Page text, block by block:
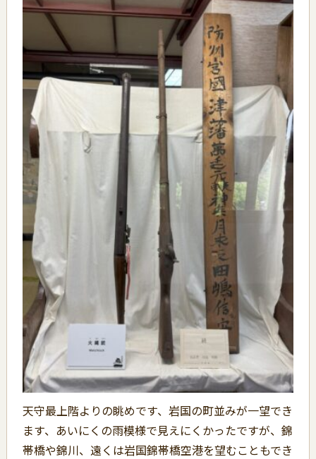
天守最上階よりの眺めです、岩国の町並みが一望でき
ます、あいにくの雨模様で見えにくかったですが、錦
帯橋や錦川、遠くは岩国錦帯橋空港を望むこともでき